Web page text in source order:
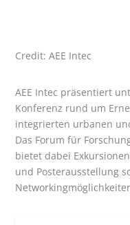
Credit: AEE Intec
AEE Intec präsentiert
Konferenz rund um
integrierten urbanen
Das Forum für
bietet dabei
und Posterausstellung